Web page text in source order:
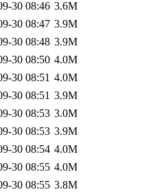
30 08:46 3.6M
30 08:47 3.9M
30 08:48 3.9M
30 08:50 4.0M
30 08:51 4.0M
30 08:51 3.9M
30 08:53 3.0M
30 08:53 3.9M
30 08:54 4.0M
30 08:55 4.0M
30 08:55 3.8M